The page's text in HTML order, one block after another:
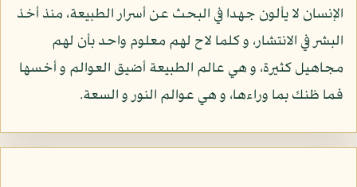
الإنسان لا يألون جهدا في البحث عن أسرار الطبيعة، منذ أخذ
البشر في الانتشار، و كلما لاح لهم معلوم واحد بأن لهم
مجاهيل كثيرة، و هي عالم الطبيعة أضيق العوالم و أخسها
فما ظنك بما وراءها، و هي عوالم النور و السعة.